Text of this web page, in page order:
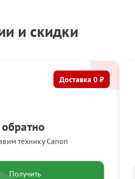
и скидки
технику Canon
Доставка 0 ₽
Получить